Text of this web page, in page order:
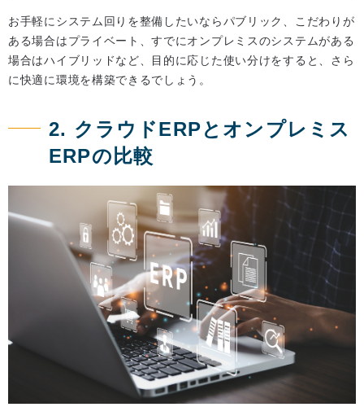
お手軽にシステム回りを整備したいならパブリック、こだわりが
ある場合はプライベート、すでにオンプレミスのシステムがある
場合はハイブリッドなど、目的に応じた使い分けをすると、さら
に快適に環境を構築できるでしょう。
2. クラウドERPとオンプレミス
ERPの比較